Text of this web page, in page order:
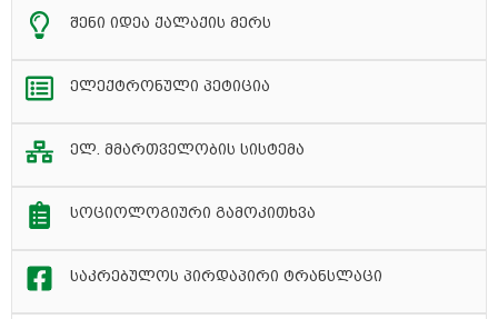
შენი იდეა ქალაქის მერს
ელექტრონული პეტიცია
ელ. მმართველობის სისტემა
სოციოლოგიური გამოკითხვა
საკრებულოს პირდაპირი ტრანსლაცი